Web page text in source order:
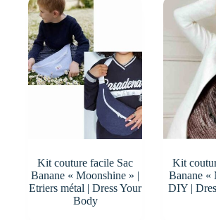
Kit couture facile Sac
Banane « Moonshine » |
Etriers métal | Dress Your
Body
Kit
Banane «
DIY |